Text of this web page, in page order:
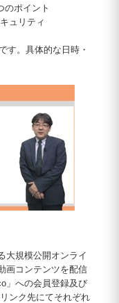
のポイント
ュリティ
す。具体的な日時・
大規模公開オンライ
画コンテンツを配信
」への会員登録及び
ンク先にてそれぞれ